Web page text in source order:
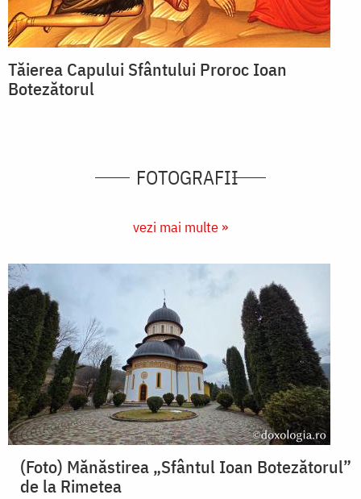
Tăierea Capului Sfântului Proroc Ioan
Botezătorul
FOTOGRAFII
vezi mai multe »
(Foto) Mănăstirea „Sfântul Ioan Botezătorul”
de la Rimetea